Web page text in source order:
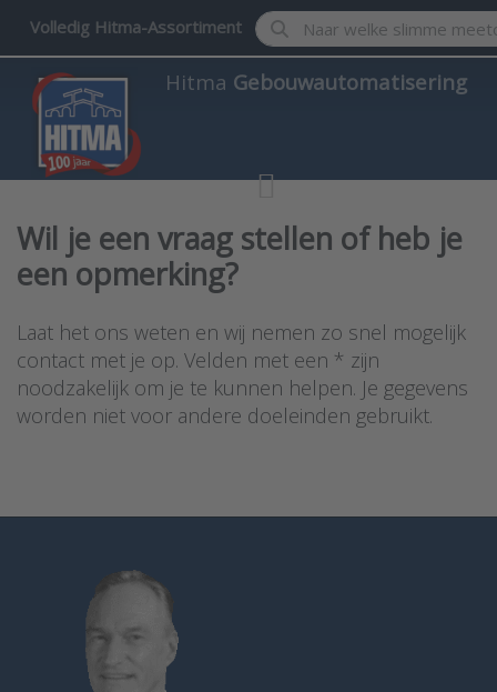
Volledig Hitma-Assortiment Enter a search term.
Hitma Gebouwautomatisering
Wil je een vraag stellen of heb je
een opmerking?
Laat het ons weten en wij nemen zo snel mogelijk
contact met je op. Velden met een * zijn
noodzakelijk om je te kunnen helpen. Je gegevens
worden niet voor andere doeleinden gebruikt.